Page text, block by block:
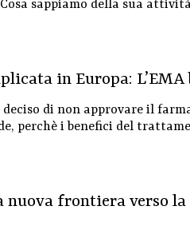
sappiamo della sua
in Europa:
deciso di non approvare il
perchè i benefici del
nuova frontiera verso